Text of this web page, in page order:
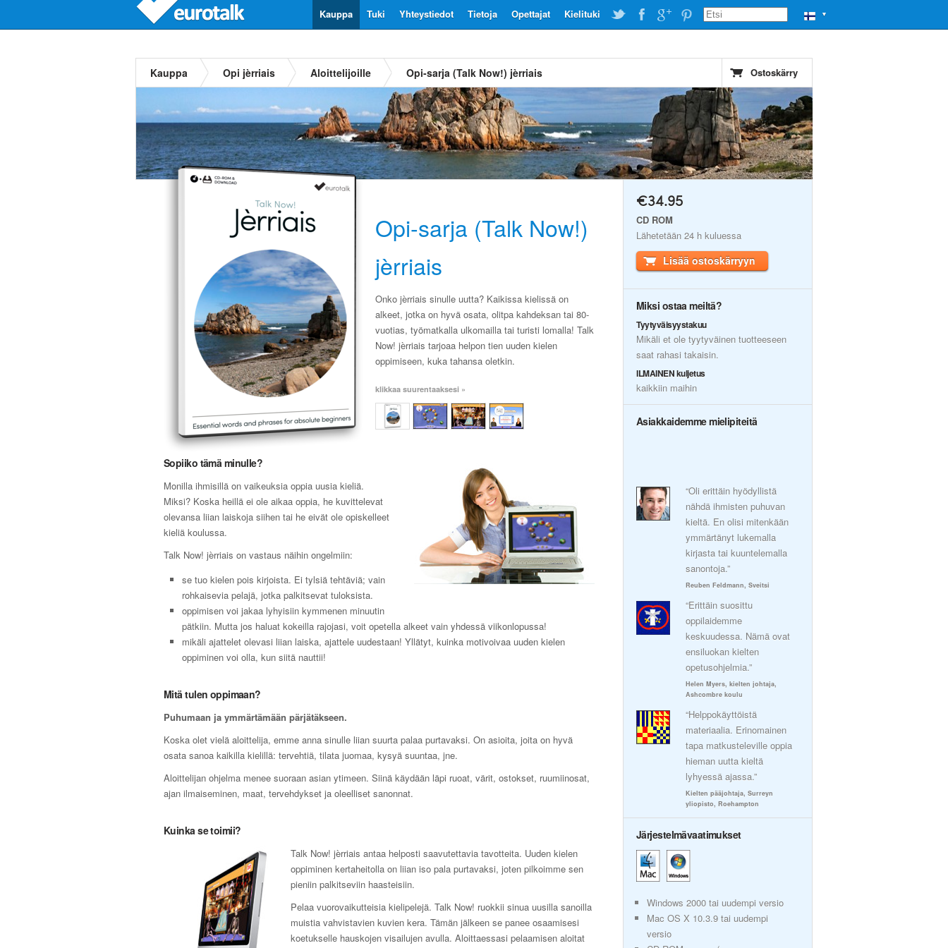
▼
Kielituki
Opettajat
Tietoja
Yhteystiedot
Tuki
Kauppa
Kauppa Opi jèrriais Aloittelijoille Opi-sarja (Talk Now!) jèrriais Ostoskärry
Opi-sarja (Talk Now!)
jèrriais
Onko jèrriais sinulle uutta? Kaikissa kielissä on
alkeet, jotka on hyvä osata, olitpa kahdeksan tai 80-
vuotias, työmatkalla ulkomailla tai turisti lomalla! Talk
Now! jèrriais tarjoaa helpon tien uuden kielen
oppimiseen, kuka tahansa oletkin.
klikkaa suurentaaksesi »
Sopiiko tämä minulle?
Monilla ihmisillä on vaikeuksia oppia uusia kieliä.
Miksi? Koska heillä ei ole aikaa oppia, he kuvittelevat
olevansa liian laiskoja siihen tai he eivät ole opiskelleet
kieliä koulussa.
Talk Now! jèrriais on vastaus näihin ongelmiin:
se tuo kielen pois kirjoista. Ei tylsiä tehtäviä; vain
rohkaisevia pelajä, jotka palkitsevat tuloksista.
oppimisen voi jakaa lyhyisiin kymmenen minuutin
pätkiin. Mutta jos haluat kokeilla rajojasi, voit opetella alkeet vain yhdessä viikonlopussa!
mikäli ajattelet olevasi liian laiska, ajattele uudestaan! Yllätyt, kuinka motivoivaa uuden kielen
oppiminen voi olla, kun siitä nauttii!
Mitä tulen oppimaan?
Puhumaan ja ymmärtämään pärjätäkseen.
Koska olet vielä aloittelija, emme anna sinulle liian suurta palaa purtavaksi. On asioita, joita on hyvä
osata sanoa kaikilla kielillä: tervehtiä, tilata juomaa, kysyä suuntaa, jne.
Aloittelijan ohjelma menee suoraan asian ytimeen. Siinä käydään läpi ruoat, värit, ostokset, ruumiinosat,
ajan ilmaiseminen, maat, tervehdykset ja oleelliset sanonnat.
Kuinka se toimii?
Talk Now! jèrriais antaa helposti saavutettavia tavotteita. Uuden kielen
oppiminen kertaheitolla on liian iso pala purtavaksi, joten pilkoimme sen
pieniin palkitseviin haasteisiin.
Pelaa vuorovaikutteisia kielipelejä. Talk Now! ruokkii sinua uusilla sanoilla
muistia vahvistavien kuvien kera. Tämän jälkeen se panee osaamisesi
koetukselle hauskojen visailujen avulla. Aloittaessasi pelaamisen aloitat
€34.95
CD ROM
Lähetetään 24 h kuluessa
Lisää ostoskärryyn
Miksi ostaa meiltä?
Tyytyväisyystakuu
Mikäli et ole tyytyväinen tuotteeseen
saat rahasi takaisin.
ILMAINEN kuljetus
kaikkiin maihin
Asiakkaidemme mielipiteitä
“Oli erittäin hyödyllistä
nähdä ihmisten puhuvan
kieltä. En olisi mitenkään
ymmärtänyt lukemalla
kirjasta tai kuuntelemalla
sanontoja.”
Reuben Feldmann, Sveitsi
“Erittäin suosittu
oppilaidemme
keskuudessa. Nämä ovat
ensiluokan kielten
opetusohjelmia.”
Helen Myers, kielten johtaja,
Ashcombre koulu
“Helppokäyttöistä
materiaalia. Erinomainen
tapa matkusteleville oppia
hieman uutta kieltä
lyhyessä ajassa.”
Kielten pääjohtaja, Surreyn
yliopisto, Roehampton
Järjestelmävaatimukset
Windows 2000 tai uudempi versio
Mac OS X 10.3.9 tai uudempi
versio